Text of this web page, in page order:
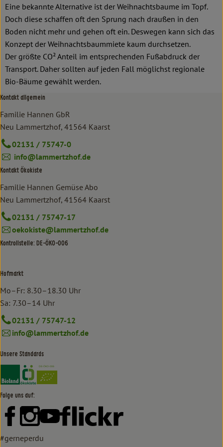
Eine bekannte Alternative ist der Weihnachtsbaume im Topf.
Doch diese schaffen oft den Sprung nach draußen in den
Boden nicht mehr und gehen oft ein. Deswegen kann sich das
Konzept der Weihnachtsbaummiete kaum durchsetzen.
Der größte CO² Anteil im entsprechenden Fußabdruck der
Transport. Daher sollten auf jeden Fall möglichst regionale
Bio-Bäume gewählt werden.
Kontakt allgemein
Familie Hannen GbR
Neu Lammertzhof, 41564 Kaarst
02131 / 75747-0
info@lammertzhof.de
Kontakt Ökokiste
Familie Hannen Gemüse Abo
Neu Lammertzhof, 41564 Kaarst
02131 / 75747-17
oekokiste@lammertzhof.de
Kontrollstelle: DE-ÖKO-006
Hofmarkt
Mo–Fr: 8.30–18.30 Uhr
Sa: 7.30–14 Uhr
02131 / 75747-12
info@lammertzhof.de
Unsere Standards
Externer Link zu https://www.bioland.de/verbraucher
Externer Link zu https://www.oekokiste.de/
Folge uns auf:
Externer Link zu https://www.facebook.com/lammertzhof/
Externer Link zu https://www.instagram.com/
Externer Link zu https://www.youtube.com/
Externer Link zu https://
#gerneperdu